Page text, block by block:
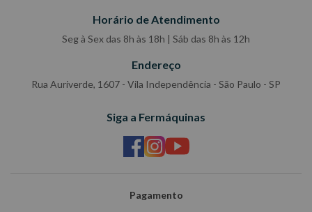
Horário de Atendimento
Seg à Sex das 8h às 18h | Sáb das 8h às 12h
Endereço
Rua Auriverde, 1607 - Vila Independência - São Paulo - SP
Siga a Fermáquinas
Pagamento